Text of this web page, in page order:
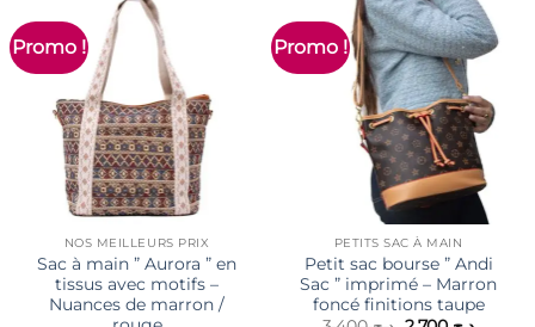
Promo !
NOS MEILLEURS PRIX
Sac à main ” Aurora ” en
tissus avec motifs –
Nuances de marron /
Promo !
PETITS SAC À MAIN
Petit sac bourse ” Andi
Sac ” imprimé – Marron
foncé finitions taupe